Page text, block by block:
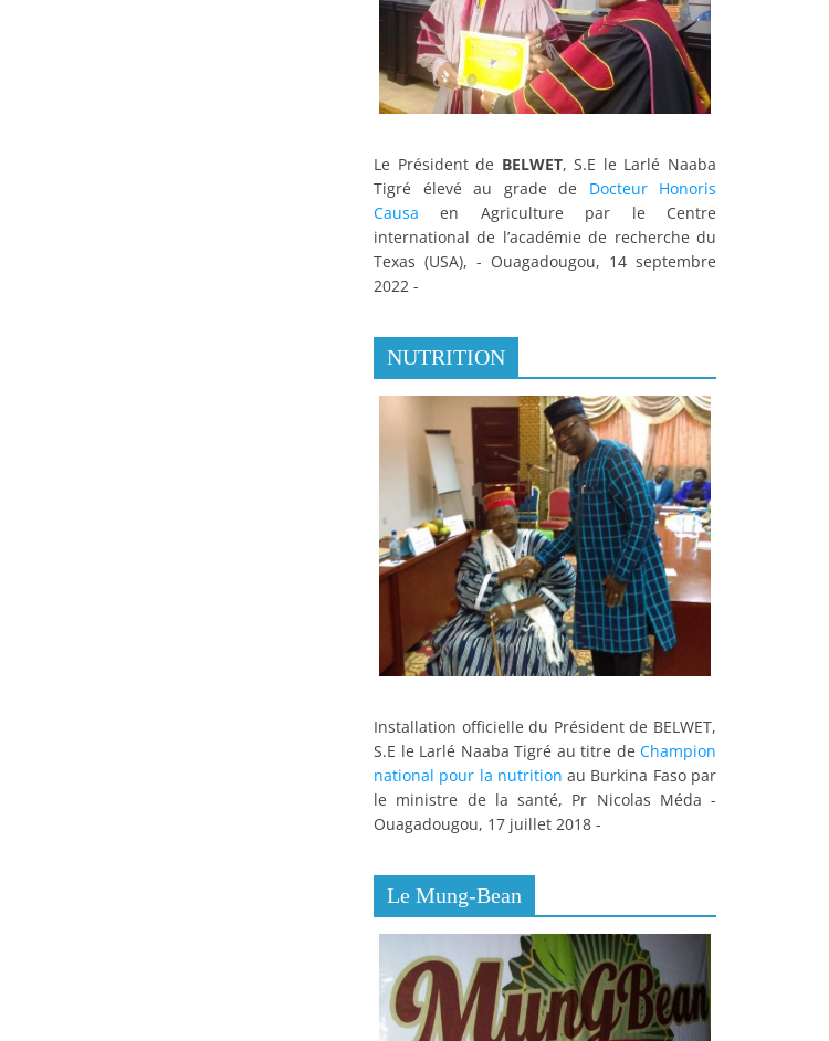
Le Président de BELWET, S.E le Larlé Naaba
Tigré élevé au grade de Docteur Honoris
Causa en Agriculture par le Centre
international de l’académie de recherche du
Texas (USA), - Ouagadougou, 14 septembre
2022 -
NUTRITION
Installation officielle du Président de BELWET,
S.E le Larlé Naaba Tigré au titre de Champion
national pour la nutrition au Burkina Faso par
le ministre de la santé, Pr Nicolas Méda -
Ouagadougou, 17 juillet 2018 -
Le Mung-Bean